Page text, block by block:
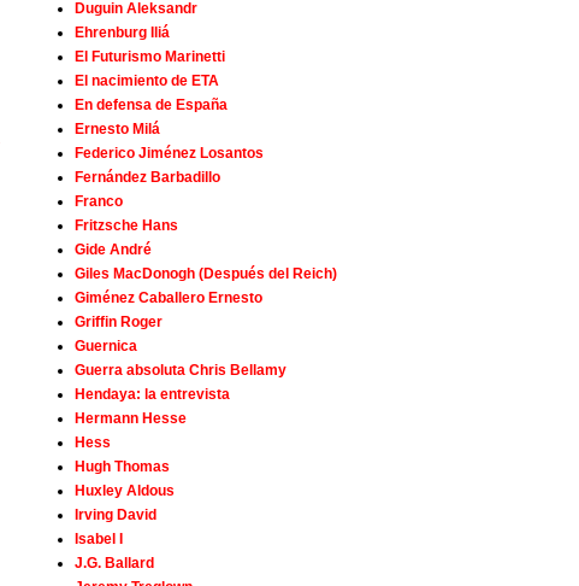
Duguin Aleksandr
Ehrenburg Iliá
El Futurismo Marinetti
El nacimiento de ETA
En defensa de España
Ernesto Milá
Federico Jiménez Losantos
Fernández Barbadillo
Franco
Fritzsche Hans
Gide André
Giles MacDonogh (Después del Reich)
Giménez Caballero Ernesto
Griffin Roger
Guernica
Guerra absoluta Chris Bellamy
Hendaya: la entrevista
Hermann Hesse
Hess
Hugh Thomas
Huxley Aldous
Irving David
Isabel I
J.G. Ballard